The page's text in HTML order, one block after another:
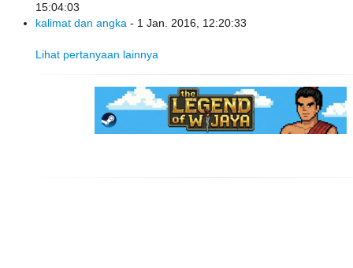
15:04:03
kalimat dan angka - 1 Jan. 2016, 12:20:33
Lihat pertanyaan lainnya